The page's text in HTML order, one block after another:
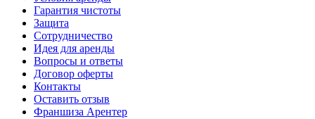
Гарантия чистоты
Защита
Сотрудничество
Идея для аренды
Вопросы и ответы
Договор оферты
Контакты
Оставить отзыв
Франшиза Арентер